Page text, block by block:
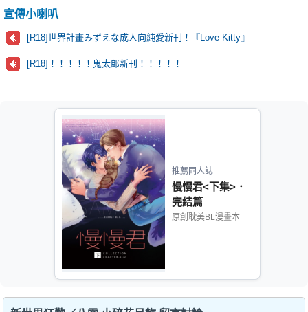
宣傳小喇叭
[R18]世界計畫みずえな成人向純愛新刊！『Love Kitty』
[R18]！！！！！鬼太郎新刊！！！！！
推薦同人誌
慢慢君<下集>．
完結篇
原創耽美BL漫畫本